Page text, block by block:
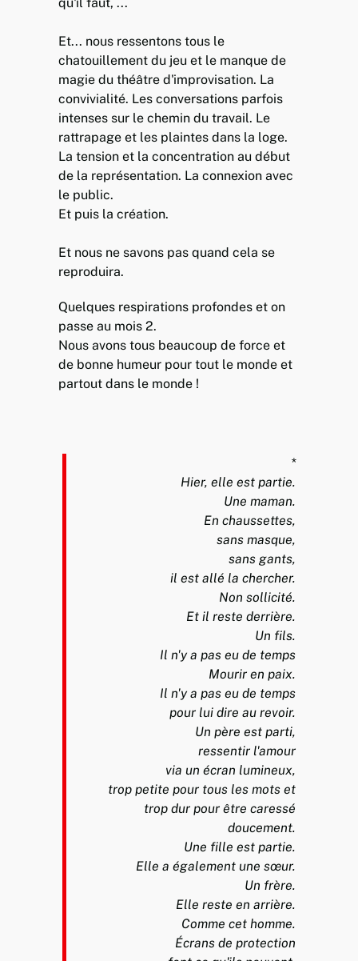
Et... nous ressentons tous le
chatouillement du jeu et le manque de
magie du théâtre d'improvisation. La
convivialité. Les conversations parfois
intenses sur le chemin du travail. Le
rattrapage et les plaintes dans la loge.
La tension et la concentration au début
de la représentation. La connexion avec
le public.
Et puis la création.
Et nous ne savons pas quand cela se
reproduira.
Quelques respirations profondes et on
passe au mois 2.
Nous avons tous beaucoup de force et
de bonne humeur pour tout le monde et
partout dans le monde !
*
Hier, elle est partie.
Une maman.
En chaussettes,
sans masque,
sans gants,
il est allé la chercher.
Non sollicité.
Et il reste derrière.
Un fils.
Il n'y a pas eu de temps
Mourir en paix.
Il n'y a pas eu de temps
pour lui dire au revoir.
Un père est parti,
ressentir l'amour
via un écran lumineux,
trop petite pour tous les mots et
trop dur pour être caressé
doucement.
Une fille est partie.
Elle a également une sœur.
Un frère.
Elle reste en arrière.
Comme cet homme.
Écrans de protection